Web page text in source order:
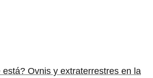
Ovnis y extraterrestres en la